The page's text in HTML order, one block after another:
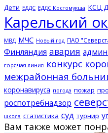
Дети ЕДДС ЕДДС Костомукша КСЦ
Карельский
МВД МЧС Новый год ПАО
Финляндия авария
горячая линия конкурс
межрайонная
коронавируса погода пожар
роспотребнадзор
школа статистика суд турнир
Вам также может